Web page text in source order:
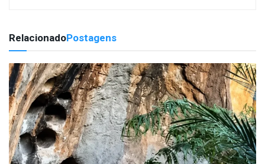
RelacionadoPostagens